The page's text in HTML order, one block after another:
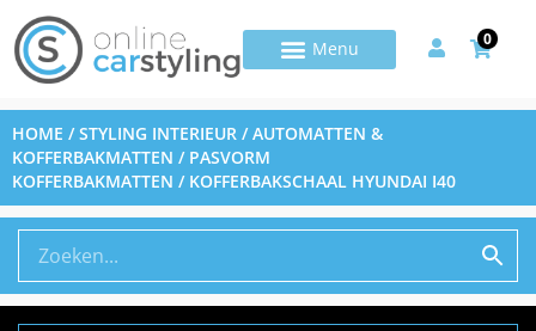
0
HOME /STYLING INTERIEUR /AUTOMATTEN &
KOFFERBAKMATTEN / PASVORM
KOFFERBAKMATTEN / KOFFERBAKSCHAAL HYUNDAI I40